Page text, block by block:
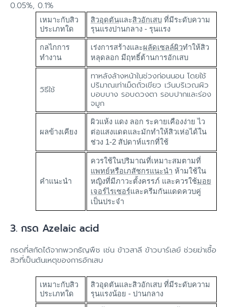
0.05%, 0.1%
เหมาะกับสิว
ประเภทใด
สิวอุดตันและสิวอักเสบที่มีระดับความ
รุนแรงปานกลาง - รุนแรง
กลไกการ
ทำงาน
เร่งการสร้างและผลัดเซลล์ผิวทำให้สิว
หลุดลอก มีฤทธิ์ต้านการอักเสบ
วิธีใช้
ทาหลังล้างหน้าในช่วงก่อนนอน โดยใช้
ปริมาณเท่าเม็ดถั่วเขียว เว้นบริเวณผิว
บอบบาง รอบดวงตา รอบปากและร่อง
จมูก
ผลข้างเคียง
ผิวแห้ง แดง ลอก ระคายเคืองง่าย ไว
ต่อแสงแดดและมักทำให้สิวเห่อได้ใน
ช่วง 1-2 สัปดาห์แรกที่ใช้
คำแนะนำ
ควรใช้ในปริมาณที่เหมาะสมตามที่
แพทย์หรือเภสัชกรแนะนำ ห้ามใช้ใน
หญิงที่มีภาวะตั้งครรภ์ และควรใช้มอย
เจอร์ไรเซอร์และครีมกันแดดควบคู่
เป็นประจำ
3. กรด Azelaic acid
กรดที่สกัดได้จากพวกธัญพืช เช่น ข้าวสาลี ข้าวบาร์เลย์ ช่วยฆ่าเชื้อ
สิวที่เป็นต้นเหตุของการอักเสบ
เหมาะกับสิว
ประเภทใด
สิวอุดตันและสิวอักเสบ ที่มีระดับความ
รุนแรงน้อย - ปานกลาง